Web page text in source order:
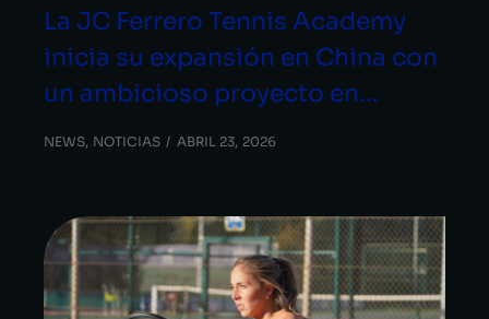
La JC Ferrero Tennis Academy
inicia su expansión en China con
un ambicioso proyecto en…
NEWS, NOTICIAS ABRIL 23, 2026